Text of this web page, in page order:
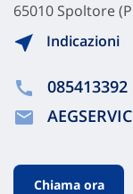
65010 Spoltore
Indicazioni
085413392
Chiama ora